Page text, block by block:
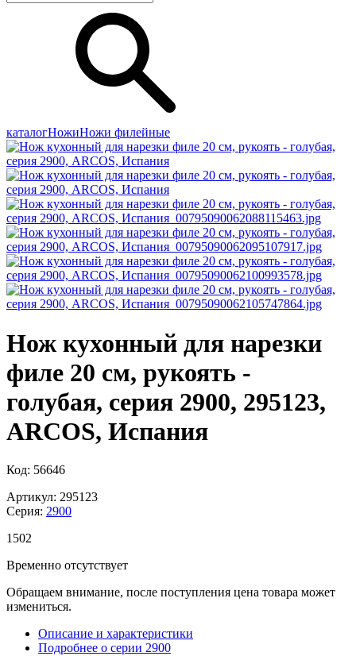
каталогНожиНожи филейные
Нож кухонный для нарезки
филе 20 см, рукоять -
голубая, серия 2900, 295123,
ARCOS, Испания
Код: 56646
Артикул: 295123
Серия: 2900
1 502
Временно отсутствует
Обращаем внимание, после поступления цена товара может
измениться.
Описание и характеристики
Подробнее о серии 2900